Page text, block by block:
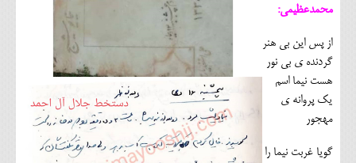
اقتصادی
سیاسی
خانه
محمدعظیمی:
از پس این بی هنر
گردنده ی بی نور
هست نیما اسم
یک پروانه ی
مهجور
گویا غربت نیما را